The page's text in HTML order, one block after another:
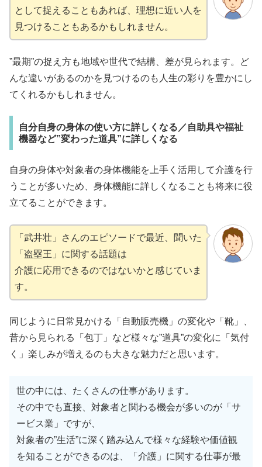
として捉えることもあれば、理想に近い人を
見つけることもあるかもしれません。
”最期”の捉え方も地域や世代で結構、差が見られます。ど
んな違いがあるのかを見つけるのも人生の彩りを豊かにし
てくれるかもしれません。
自分自身の身体の使い方に詳しくなる／自助具や福祉
機器など”変わった道具”に詳しくなる
自身の身体や対象者の身体機能を上手く活用して介護を行
うことが多いため、身体機能に詳しくなることも将来に役
立てることができます。
「武井壮」さんのエピソードで最近、聞いた
「盗塁王」に関する話題は
介護に応用できるのではないかと感じていま
す。
同じように日常見かける「自動販売機」の変化や「靴」、
昔から見られる「包丁」など様々な”道具”の変化に「気付
く」楽しみが増えるのも大きな魅力だと思います。
世の中には、たくさんの仕事があります。
その中でも直接、対象者と関わる機会が多いのが「サ
ービス業」ですが、
対象者の”生活”に深く踏み込んで様々な経験や価値観
を知ることができるのは、「介護」に関する仕事が最